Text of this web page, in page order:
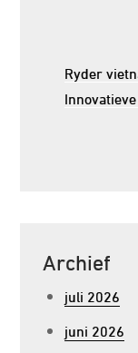
Ryder
Archief
juli 2026
juni 2026